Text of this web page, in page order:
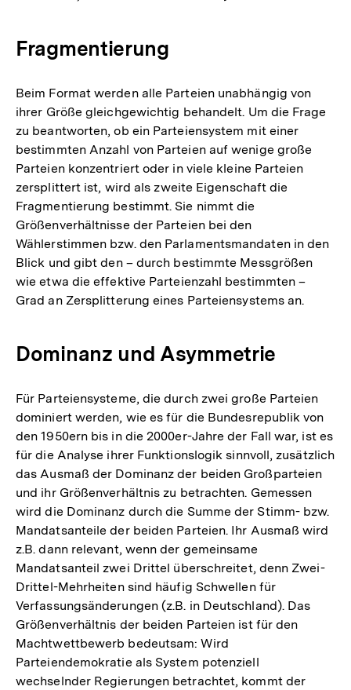
Fragmentierung
Beim Format werden alle Parteien unabhängig von
ihrer Größe gleichgewichtig behandelt. Um die Frage
zu beantworten, ob ein Parteiensystem mit einer
bestimmten Anzahl von Parteien auf wenige große
Parteien konzentriert oder in viele kleine Parteien
zersplittert ist, wird als zweite Eigenschaft die
Fragmentierung bestimmt. Sie nimmt die
Größenverhältnisse der Parteien bei den
Wählerstimmen bzw. den Parlamentsmandaten in den
Blick und gibt den – durch bestimmte Messgrößen
wie etwa die effektive Parteienzahl bestimmten –
Grad an Zersplitterung eines Parteiensystems an.
Dominanz und Asymmetrie
Für Parteiensysteme, die durch zwei große Parteien
dominiert werden, wie es für die Bundesrepublik von
den 1950ern bis in die 2000er-Jahre der Fall war, ist es
für die Analyse ihrer Funktionslogik sinnvoll, zusätzlich
das Ausmaß der Dominanz der beiden Großparteien
und ihr Größenverhältnis zu betrachten. Gemessen
wird die Dominanz durch die Summe der Stimm- bzw.
Mandatsanteile der beiden Parteien. Ihr Ausmaß wird
z.B. dann relevant, wenn der gemeinsame
Mandatsanteil zwei Drittel überschreitet, denn Zwei-
Drittel-Mehrheiten sind häufig Schwellen für
Verfassungsänderungen (z.B. in Deutschland). Das
Größenverhältnis der beiden Parteien ist für den
Machtwettbewerb bedeutsam: Wird
Parteiendemokratie als System potenziell
wechselnder Regierungen betrachtet, kommt der